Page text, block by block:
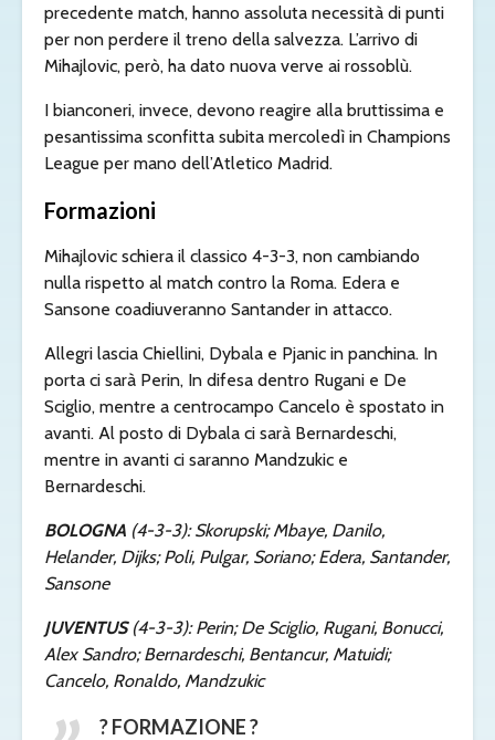
precedente match, hanno assoluta necessità di punti
per non perdere il treno della salvezza. L’arrivo di
Mihajlovic, però, ha dato nuova verve ai rossoblù.
I bianconeri, invece, devono reagire alla bruttissima e
pesantissima sconfitta subita mercoledì in Champions
League per mano dell’Atletico Madrid.
Formazioni
Mihajlovic schiera il classico 4-3-3, non cambiando
nulla rispetto al match contro la Roma. Edera e
Sansone coadiuveranno Santander in attacco.
Allegri lascia Chiellini, Dybala e Pjanic in panchina. In
porta ci sarà Perin, In difesa dentro Rugani e De
Sciglio, mentre a centrocampo Cancelo è spostato in
avanti. Al posto di Dybala ci sarà Bernardeschi,
mentre in avanti ci saranno Mandzukic e
Bernardeschi.
BOLOGNA (4-3-3): Skorupski; Mbaye, Danilo,
Helander, Dijks; Poli, Pulgar, Soriano; Edera, Santander,
Sansone
JUVENTUS(4-3-3): Perin; De Sciglio, Rugani, Bonucci,
Alex Sandro; Bernardeschi, Bentancur, Matuidi;
Cancelo, Ronaldo, Mandzukic
? FORMAZIONE ?